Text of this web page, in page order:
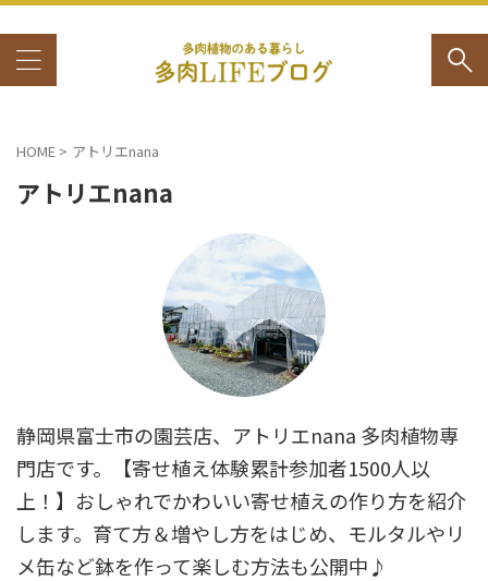
HOME > アトリエnana
アトリエnana
静岡県富士市の園芸店、アトリエnana 多肉植物専
門店です。【寄せ植え体験累計参加者1500人以
上！】おしゃれでかわいい寄せ植えの作り方を紹介
します。育て方＆増やし方をはじめ、モルタルやリ
メ缶など鉢を作って楽しむ方法も公開中♪